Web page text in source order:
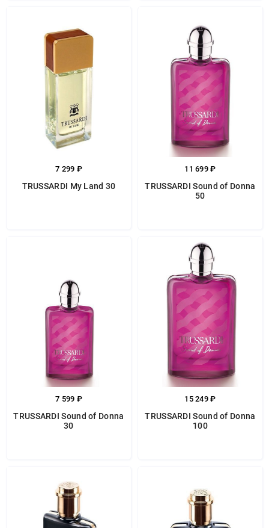
7 299 ₽
TRUSSARDI My Land 30
11 699 ₽
TRUSSARDI Sound of Donna
50
7 599 ₽
TRUSSARDI Sound of Donna
30
15 249 ₽
TRUSSARDI Sound of Donna
100